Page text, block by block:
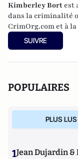
Kimberley Bort est
dans la criminalité
CrimOrg.com et à
contenus sur les
dynamiques du
SUIVRE
POPULAIRES
PLUS LUS
1Jean Dujardin